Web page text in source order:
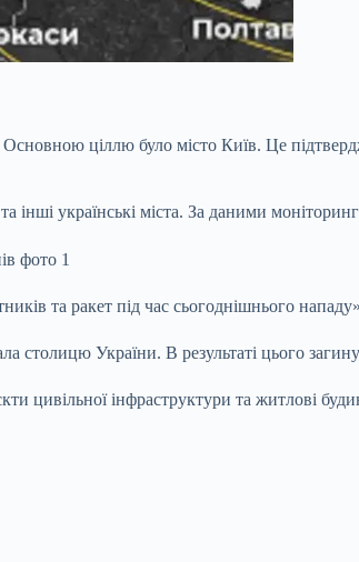
Основною ціллю було місто Київ. Це
інші українські міста. За даними
та ракет під час сьогоднішнього
столицю України. В результаті цього
цивільної інфраструктури та житлові